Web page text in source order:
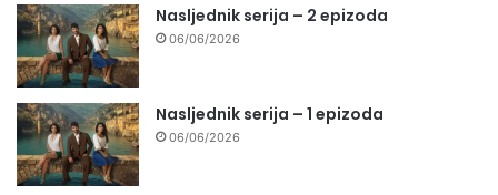
Nasljednik serija – 2 epizoda
06/06/2026
Nasljednik serija – 1 epizoda
06/06/2026